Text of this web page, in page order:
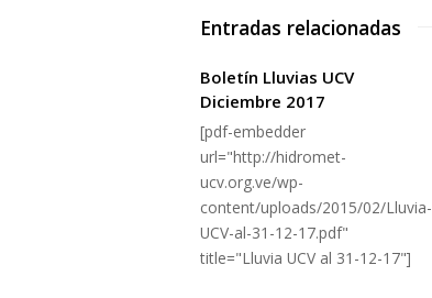
Entradas relacionadas
Boletín Lluvias UCV
Diciembre 2017
[pdf-embedder
url="http://hidromet-
ucv.org.ve/wp-
content/uploads/2015/02/Lluvia-
UCV-al-31-12-17.pdf"
title="Lluvia UCV al 31-12-17"]